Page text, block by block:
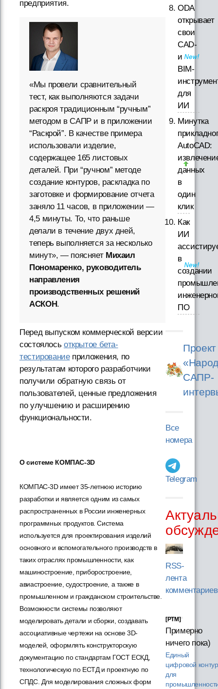
предприятия.
«Мы провели сравнительный
тест, как выполняются задачи
раскроя традиционным “ручным”
методом в САПР и в приложении
“Раскрой”. В качестве примера
использовали изделие,
содержащее 165 листовых
деталей. При “ручном” методе
создание контуров, раскладка по
заготовке и формирование отчета
заняло 11 часов, в приложении —
4,5 минуты. То, что раньше
делали в течение двух дней,
теперь выполняется за несколько
минут», — поясняет Михаил
Пономаренко, руководитель
направления
производственных решений
АСКОН.
Перед выпуском коммерческой версии
состоялось открытое бета-
тестированиеприложения, по
результатам которого разработчики
получили обратную связь от
пользователей, ценные предложения
по улучшению и расширению
функциональности.
О системе КОМПАС-3D
КОМПАС-3D имеет 35-летнюю историю
разработки и является одним из самых
распространенных в России инженерных
программных продуктов. Система
используется для проектирования изделий
основного и вспомогательного производств в
таких отраслях промышленности, как
машиностроение, приборостроение,
авиастроение, судостроение, а также в
промышленном и гражданском строительстве.
Возможности системы позволяют
моделировать детали и сборки, создавать
ассоциативные чертежи на основе 3D-
моделей, оформлять конструкторскую
документацию по стандартам ГОСТ ЕСКД,
технологическую по ЕСТД и проектную по
СПДС. Для моделирования сложных форм
ODA
открывает
свои
CAD-
и
BIM-
для
ИИ
Минутка
AutoCAD:
данных
в
один
клик
Как
ИИ
в
создании
ПО
Проект
САПР-
Все
номера
Telegram
RSS-
лента
комментариев
[PTM]
Примерно
ничего пока)
Единый
цифровой контур
для